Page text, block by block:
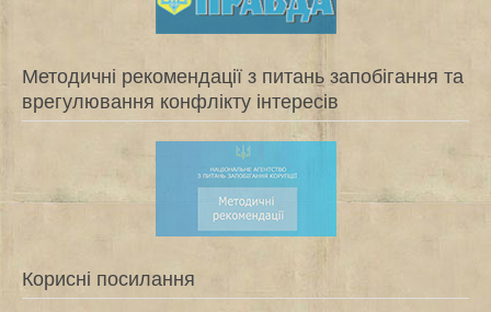
Методичні рекомендації з питань запобігання та
врегулювання конфлікту інтересів
Корисні посилання